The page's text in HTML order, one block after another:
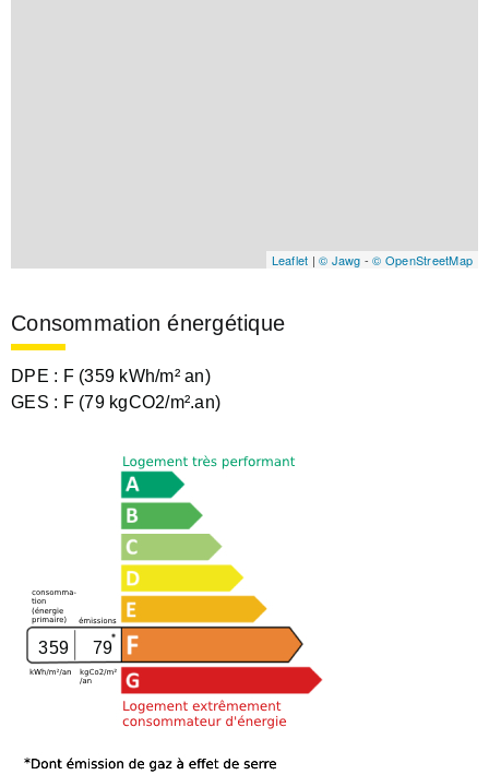
Leaflet | © Jawg -© OpenStreetMap
Consommation énergétique
DPE : F (359 kWh/m² an)
GES : F (79 kgCO2/m².an)
359 79